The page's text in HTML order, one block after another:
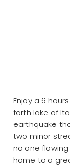
Enjoy a 6
forth lake of
earthquake
two minor
no one
home to a